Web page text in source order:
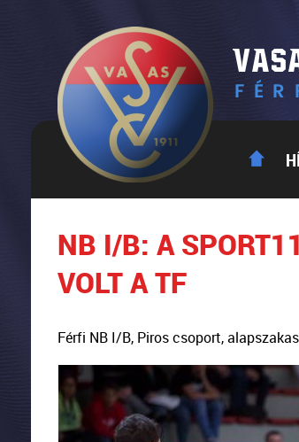
NB I/B: A
VOLT A TF
Férfi NB I/B, Piros csoport,